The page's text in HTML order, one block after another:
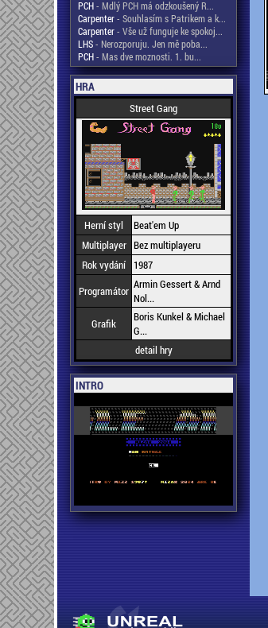
PCH- Mdlý PCH má odzkoušený R...
Carpenter- Souhlasím s Patrikem a k...
Carpenter- Vše už funguje ke spokoj...
LHS- Nerozporuju. Jen mě poba...
PCH- Mas dve moznosti. 1. bu...
HRA
Street Gang
Herní styl
Beat'em Up
Multiplayer Bez multiplayeru
Rok vydání
1987
Programátor Armin Gessert & Arnd
Nol...
Grafik
Boris Kunkel & Michael
G...
detail hry
INTRO